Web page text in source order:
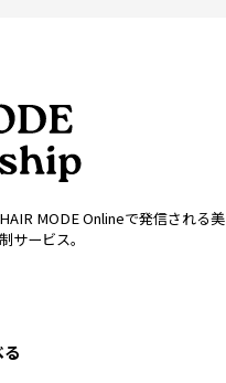
MODE Onlineで発信される美
サービス。